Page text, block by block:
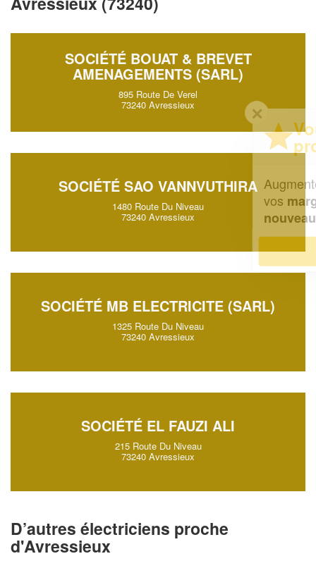
SOCIÉTÉ BOUAT & BREVET
AMENAGEMENTS (SARL)
895 Route De Verel
73240 Avressieux
SOCIÉTÉ SAO VANNVUTHIRA
1480 Route Du Niveau
73240 Avressieux
SOCIÉTÉ MB ELECTRICITE (SARL)
1325 Route Du Niveau
73240 Avressieux
SOCIÉTÉ EL FAUZI ALI
215 Route Du Niveau
73240 Avressieux
D’autres électriciens proche
d'Avressieux
Vous êtes un
Augmentez votrechiffre d'affaireset
marges tout en gagnant de
nouveaux clients!
En savoir plus